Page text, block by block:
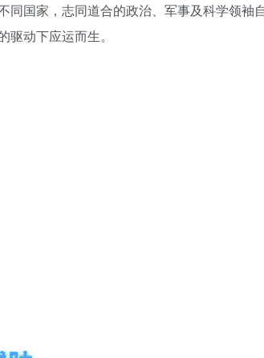
同国家，志同道合的政治、军事及科学领袖
动下应运而生。